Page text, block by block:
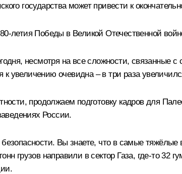
государства может привести к
летия Победы в Великой Отечественной
несмотря на все сложности, связанные
увеличению очевидна – в три раза
продолжаем подготовку кадров для
России.
Вы знаете, что в самые
грузов направили в сектор Газа, где-то 32